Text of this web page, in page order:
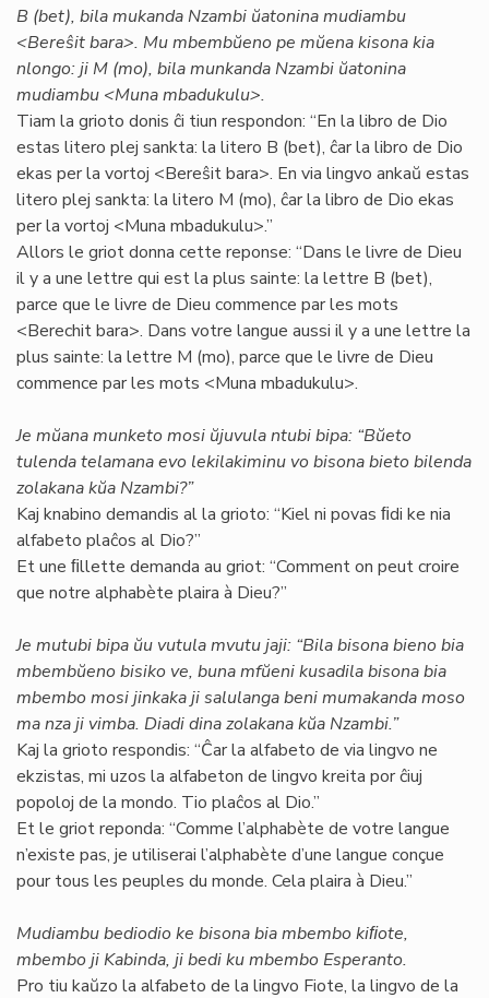
B (bet), bila mukanda Nzambi ŭatonina mudiambu
<Bereŝit bara>. Mu mbembŭeno pe mŭena kisona kia
nlongo: ji M (mo), bila munkanda Nzambi ŭatonina
mudiambu <Muna mbadukulu>.
Tiam la grioto donis ĉi tiun respondon: “En la libro de Dio
estas litero plej sankta: la litero B (bet), ĉar la libro de Dio
ekas per la vortoj <Bereŝit bara>. En via lingvo ankaŭ estas
litero plej sankta: la litero M (mo), ĉar la libro de Dio ekas
per la vortoj <Muna mbadukulu>.”
Allors le griot donna cette reponse: “Dans le livre de Dieu
il y a une lettre qui est la plus sainte: la lettre B (bet),
parce que le livre de Dieu commence par les mots
<Berechit bara>. Dans votre langue aussi il y a une lettre la
plus sainte: la lettre M (mo), parce que le livre de Dieu
commence par les mots <Muna mbadukulu>.
Je mŭana munketo mosi ŭjuvula ntubi bipa: “Bŭeto
tulenda telamana evo lekilakiminu vo bisona bieto bilenda
zolakana kŭa Nzambi?”
Kaj knabino demandis al la grioto: “Kiel ni povas ﬁdi ke nia
alfabeto plaĉos al Dio?”
Et une ﬁllette demanda au griot: “Comment on peut croire
que notre alphabète plaira à Dieu?”
Je mutubi bipa ŭu vutula mvutu jaji: “Bila bisona bieno bia
mbembŭeno bisiko ve, buna mfŭeni kusadila bisona bia
mbembo mosi jinkaka ji salulanga beni mumakanda moso
ma nza ji vimba. Diadi dina zolakana kŭa Nzambi.”
Kaj la grioto respondis: “Ĉar la alfabeto de via lingvo ne
ekzistas, mi uzos la alfabeton de lingvo kreita por ĉiuj
popoloj de la mondo. Tio plaĉos al Dio.”
Et le griot reponda: “Comme l’alphabète de votre langue
n’existe pas, je utiliserai l’alphabète d’une langue conçue
pour tous les peuples du monde. Cela plaira à Dieu.”
Mudiambu bediodio ke bisona bia mbembo kiﬁote,
mbembo ji Kabinda, ji bedi ku mbembo Esperanto.
Pro tiu kaŭzo la alfabeto de la lingvo Fiote, la lingvo de la